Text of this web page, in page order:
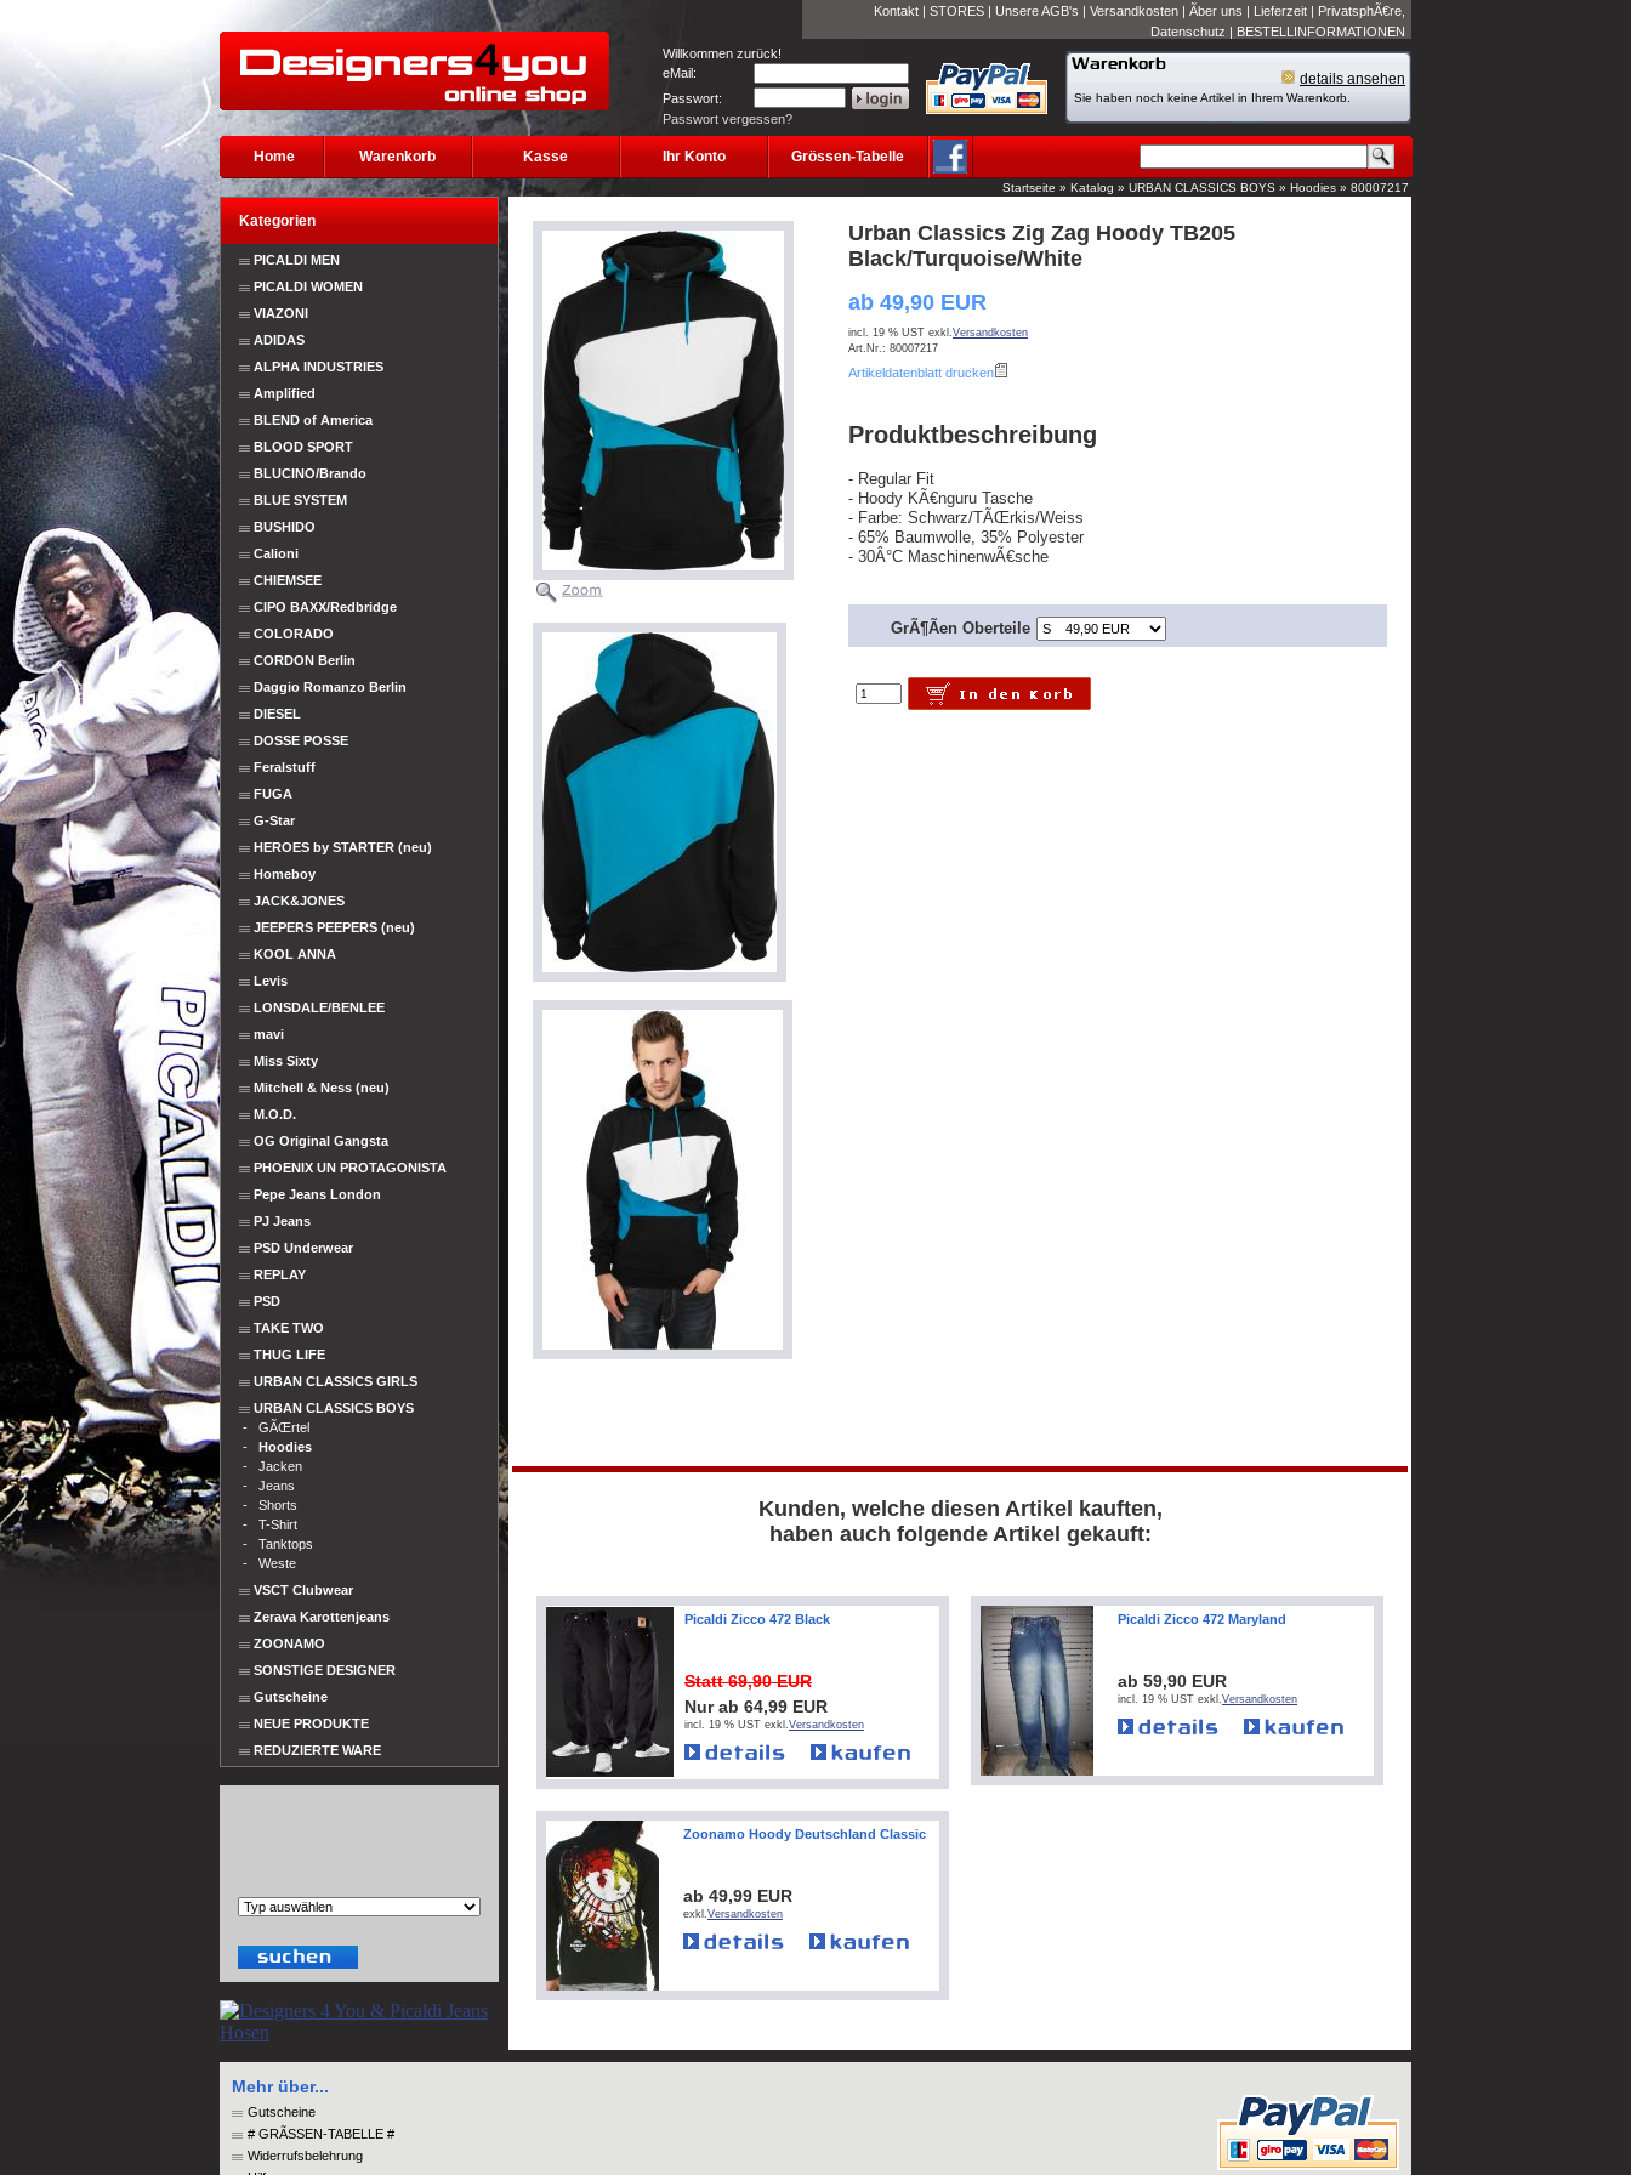
Kontakt | STORES | Unsere AGB's | Versandkosten | Ãber uns | Lieferzeit | PrivatsphÃ€re,
Datenschutz | BESTELLINFORMATIONEN
Willkommen zurück!
eMail:
Passwort:
Passwort vergessen?
details ansehen
Sie haben noch keine Artikel in Ihrem Warenkorb.
Home Warenkorb Kasse Ihr Konto Grössen-Tabelle
Startseite » Katalog » URBAN CLASSICS BOYS » Hoodies » 80007217
Kategorien
PICALDI MEN
PICALDI WOMEN
VIAZONI
ADIDAS
ALPHA INDUSTRIES
Amplified
BLEND of America
BLOOD SPORT
BLUCINO/Brando
BLUE SYSTEM
BUSHIDO
Calioni
CHIEMSEE
CIPO BAXX/Redbridge
COLORADO
CORDON Berlin
Daggio Romanzo Berlin
DIESEL
DOSSE POSSE
Feralstuff
FUGA
G-Star
HEROES by STARTER (neu)
Homeboy
JACK&JONES
JEEPERS PEEPERS (neu)
KOOL ANNA
Levis
LONSDALE/BENLEE
mavi
Miss Sixty
Mitchell & Ness (neu)
M.O.D.
OG Original Gangsta
PHOENIX UN PROTAGONISTA
Pepe Jeans London
PJ Jeans
PSD Underwear
REPLAY
PSD
TAKE TWO
THUG LIFE
URBAN CLASSICS GIRLS
URBAN CLASSICS BOYS
- GÃŒrtel
- Hoodies
- Jacken
- Jeans
- Shorts
- T-Shirt
- Tanktops
- Weste
VSCT Clubwear
Zerava Karottenjeans
ZOONAMO
SONSTIGE DESIGNER
Gutscheine
NEUE PRODUKTE
REDUZIERTE WARE
Urban Classics Zig Zag Hoody TB205
Black/Turquoise/White
ab 49,90 EUR
incl. 19 % UST exkl.Versandkosten
Art.Nr.: 80007217
Artikeldatenblatt drucken
Produktbeschreibung
- Regular Fit
- Hoody KÃ€nguru Tasche
- Farbe: Schwarz/TÃŒrkis/Weiss
- 65% Baumwolle, 35% Polyester
- 30Â°C MaschinenwÃ€sche
GrÃ¶Ãen Oberteile
Kunden, welche diesen Artikel kauften,
haben auch folgende Artikel gekauft:
Picaldi Zicco 472 Black
Statt 69,90 EUR
Nur ab 64,99 EUR
incl. 19 % UST exkl.Versandkosten
Picaldi Zicco 472 Maryland
ab 59,90 EUR
incl. 19 % UST exkl.Versandkosten
Zoonamo Hoody Deutschland Classic
ab 49,99 EUR
exkl.Versandkosten
Mehr über...
Gutscheine
# GRÃSSEN-TABELLE #
Widerrufsbelehrung